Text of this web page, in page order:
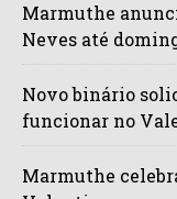
Marmuthe
Neves até
Novo binário
funcionar no
Marmuthe